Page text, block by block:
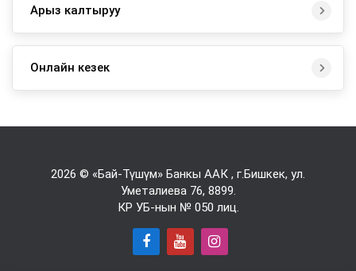
Арыз калтыруу
Онлайн кезек
2026 © «Бай-Түшүм» Банкы ААК , г.Бишкек, ул.
Уметалиева 76, 8899.
КР УБ-нын № 050 лиц.